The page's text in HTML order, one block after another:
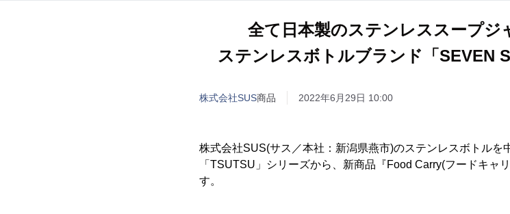
全て日本製のステンレススープジ
ステンレスボトルブランド「SEVEN
株式会社SUS商品 2022年6月29日 10:00
株式会社SUS(サス／本社：新潟県燕市)のステンレスボトル
「TSUTSU」シリーズから、新商品『Food Carry(フードキャ
す。